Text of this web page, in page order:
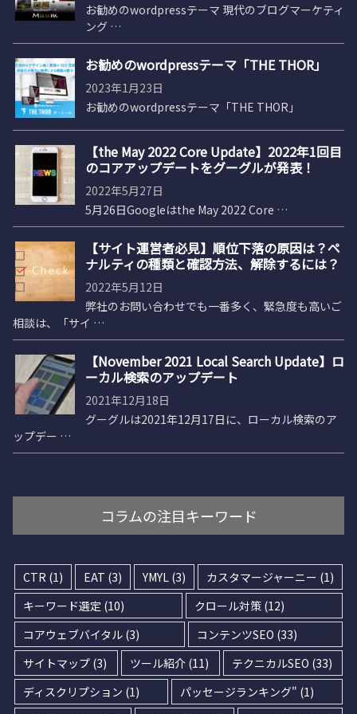
お勧めのwordpressテーマ 現代のブログマーケティ
ング …
お勧めのwordpressテーマ「THE THOR」
2023年1月23日
お勧めのwordpressテーマ「THE THOR」
【the May 2022 Core Update】2022年1回目
のコアアップデートをグーグルが発表！
2022年5月27日
5月26日Googleはthe May 2022 Core …
【サイト運営者必見】順位下落の原因は？ペ
ナルティの種類と確認方法、解除するには？
2022年5月12日
弊社のお問い合わせでも一番多く、緊急度も高いご
相談は、「サイ …
【November 2021 Local Search Update】ロ
ーカル検索のアップデート
2021年12月18日
グーグルは2021年12月17日に、ローカル検索のア
ップデー …
コラムの注目キーワード
CTR (1) EAT (3) YMYL (3) カスタマージャーニー (1)
キーワード選定 (10) クロール対策 (12)
コアウェブバイタル (3) コンテンツSEO (33)
サイトマップ (3) ツール紹介(11) テクニカルSEO (33)
ディスクリプション (1) パッセージランキング" (1)